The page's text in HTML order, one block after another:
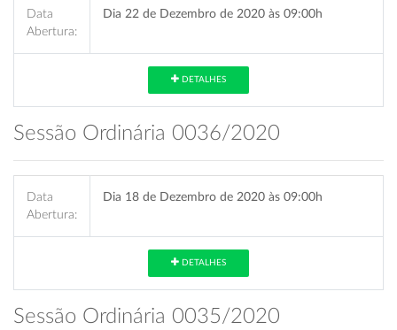
Data
Abertura:
Dia 22 de Dezembro de 2020 às 09:00h
DETALHES
Sessão Ordinária 0036/2020
Data
Abertura:
Dia 18 de Dezembro de 2020 às 09:00h
DETALHES
Sessão Ordinária 0035/2020